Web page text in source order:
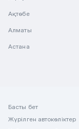
Ақтөбе
Алматы
Астана
Басты бет
Жүрілген автокөліктер